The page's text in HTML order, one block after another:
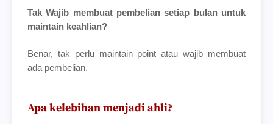
Tak Wajib membuat pembelian setiap bulan untuk
maintain keahlian?
Benar, tak perlu maintain point atau wajib membuat
ada pembelian.
Apa kelebihan menjadi ahli?